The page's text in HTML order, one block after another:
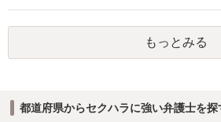
すが、まずは、資料一式をご持参いただき
談するか、労働基準監督署に相談する等の
もっとみる
都道府県からセクハラに強い弁護士を探